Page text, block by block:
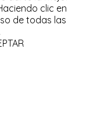
clic en
de todas las